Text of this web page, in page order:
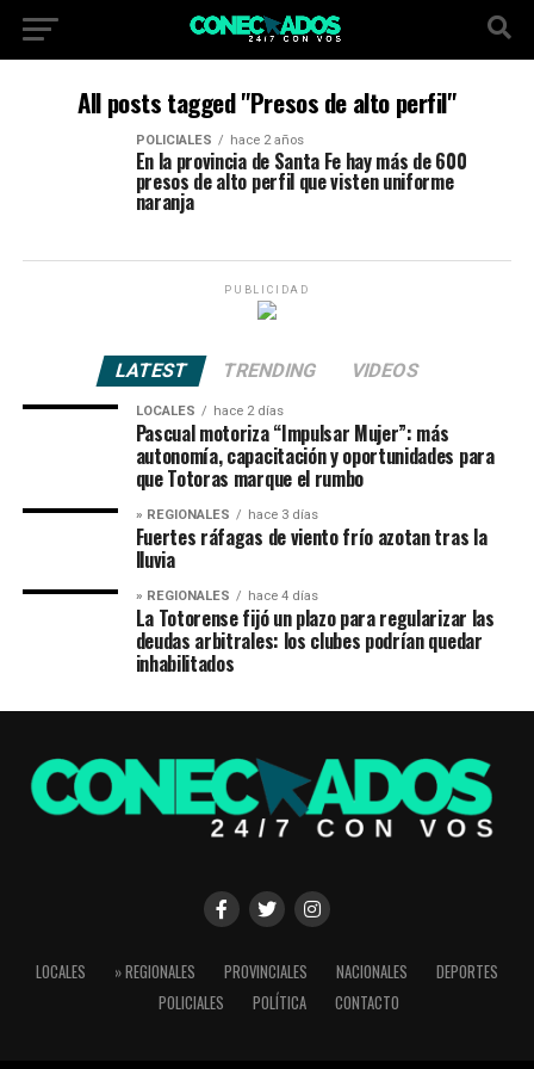
All posts tagged "Presos de alto perfil"
POLICIALES hace 2 años
En la provincia de Santa Fe hay más de 600
presos de alto perfil que visten uniforme
naranja
PUBLICIDAD
LATEST TRENDING VIDEOS
LOCALES hace 2 días
Pascual motoriza “Impulsar Mujer”: más
autonomía, capacitación y oportunidades para
que Totoras marque el rumbo
» REGIONALES hace 3 días
Fuertes ráfagas de viento frío azotan tras la
lluvia
» REGIONALES hace 4 días
La Totorense fijó un plazo para regularizar las
deudas arbitrales: los clubes podrían quedar
inhabilitados
LOCALES » REGIONALES PROVINCIALES NACIONALES
DEPORTES
POLICIALES
POLÍTICA CONTACTO